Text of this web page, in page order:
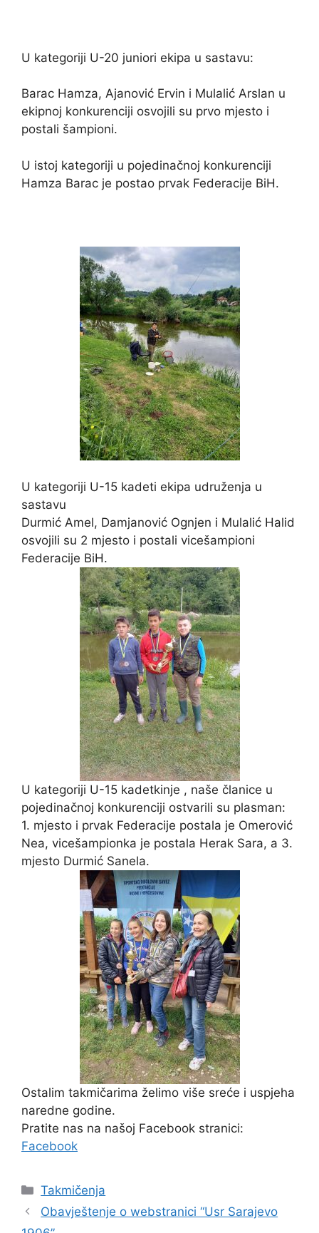
U kategoriji U-20 juniori ekipa u sastavu:
Barac Hamza, Ajanović Ervin i Mulalić Arslan u
ekipnoj konkurenciji osvojili su prvo mjesto i
postali šampioni.
U istoj kategoriji u pojedinačnoj konkurenciji
Hamza Barac je postao prvak Federacije BiH.
U kategoriji U-15 kadeti ekipa udruženja u
sastavu
Durmić Amel, Damjanović Ognjen i Mulalić Halid
osvojili su 2 mjesto i postali vicešampioni
Federacije BiH.
U kategoriji U-15 kadetkinje , naše članice u
pojedinačnoj konkurenciji ostvarili su plasman:
1. mjesto i prvak Federacije postala je Omerović
Nea, vicešampionka je postala Herak Sara, a 3.
mjesto Durmić Sanela.
Ostalim takmičarima želimo više sreće i uspjeha
naredne godine.
Pratite nas na našoj Facebook stranici:
Facebook
Takmičenja
Obavještenje o webstranici “Usr Sarajevo